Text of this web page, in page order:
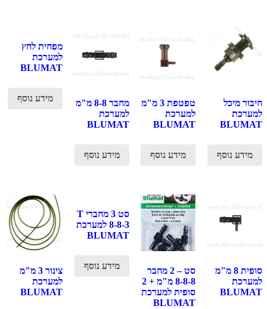
חיבור מיכל
למערכת
BLUMAT
מידע נוסף
טפטפת 3 מ"מ
למערכת
BLUMAT
מידע נוסף
מחבר 8-8 מ"מ
למערכת
BLUMAT
מידע נוסף
מפחית לחץ
למערכת
BLUMAT
מידע נוסף
סופית 8 מ"מ
למערכת
BLUMAT
סט – 2 מחבר
8-8-8 מ"מ + 2
סופית למערכת
BLUMAT
סט 3 מחברי T
8-8-3 למערכת
BLUMAT
מידע נוסף
צינור 3 מ"מ
למערכת
BLUMAT